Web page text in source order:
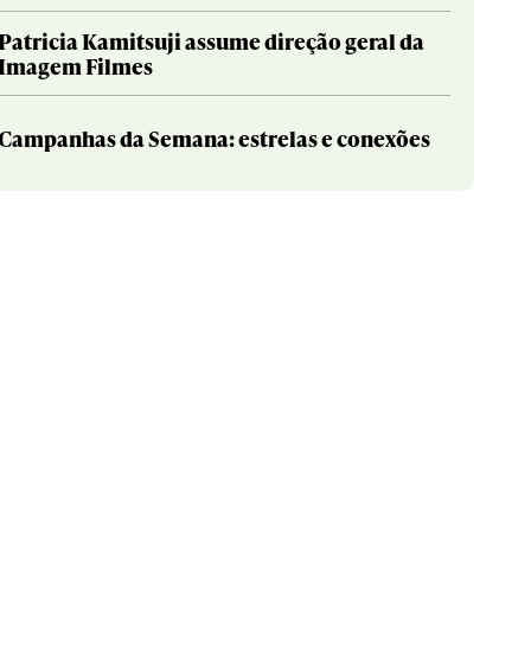
Kamitsuji assume direção geral da
Filmes
da Semana: estrelas e conexões